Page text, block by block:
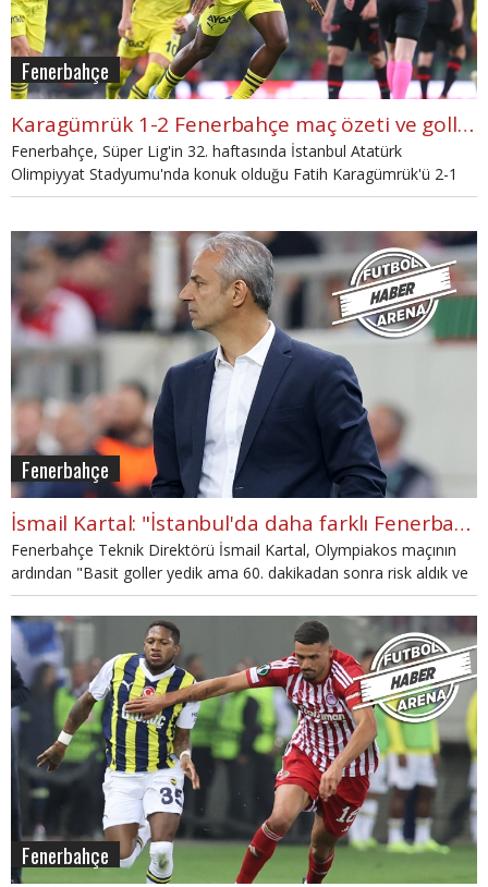
Fenerbahçe
Karagümrük 1-2 Fenerbahçe maç özeti ve golleri (İZLE)
Fenerbahçe, Süper Lig'in 32. haftasında İstanbul Atatürk
Olimpiyyat Stadyumu'nda konuk olduğu Fatih Karagümrük'ü 2-1
yendi.
Fenerbahçe
İsmail Kartal: "İstanbul'da daha farklı Fenerbahçe olacak
Fenerbahçe Teknik Direktörü İsmail Kartal, Olympiakos maçının
ardından "Basit goller yedik ama 60. dakikadan sonra risk aldık ve
güzel reaksiyon verdik. İstanbul'da çok daha farklı bir Fenerbahçe
olacak." dedi.
Fenerbahçe